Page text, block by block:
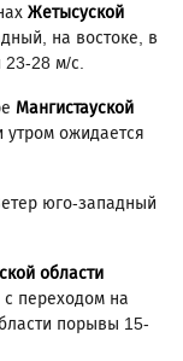
Жетысуской
на востоке, в
23-28 м/с.
Мангистауской
ожидается
юго-западный
области
переходом на
порывы 15-